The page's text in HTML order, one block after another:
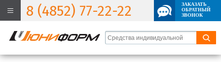
8 (4852) 77-22-22
ЗАКАЗАТЬ
ОБРАТНЫЙ
ЗВОНОК